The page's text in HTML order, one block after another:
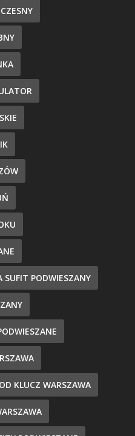
SUFIT PODWIESZANY
KLUCZ WARSZAWA